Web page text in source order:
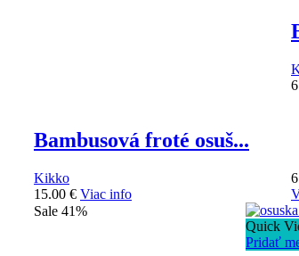
Bambusová froté osuš...
Kikko
15.00 € Viac info
Sale 41%
Quick
Pridať